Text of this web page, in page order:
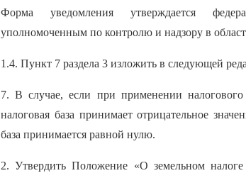
Форма уведомления утверждается
уполномоченным по контролю и надзору в
1.4. Пункт 7 раздела 3 изложить в следующей
7. В случае, если при применении
налоговая база принимает отрицательное
база принимается равной нулю.
2. Утвердить Положение «О земельном